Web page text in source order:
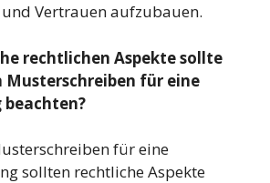
Vertrauen aufzubauen.
rechtlichen Aspekte sollte
Musterschreiben für eine
beachten?
für eine
sollten rechtliche Aspekte